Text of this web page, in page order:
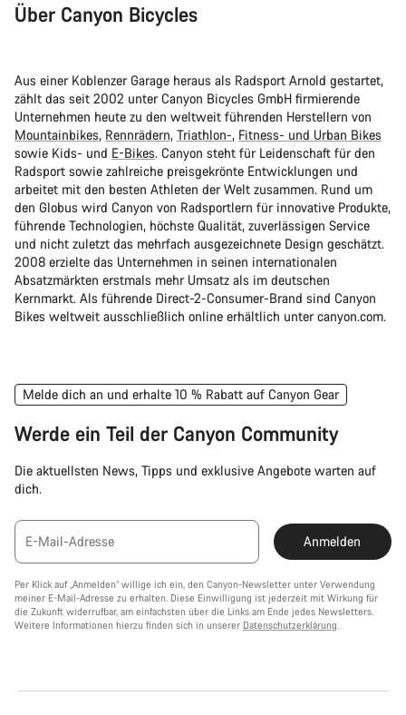
Über Canyon Bicycles
Aus einer Koblenzer Garage heraus als Radsport Arnold gestartet,
zählt das seit 2002 unter Canyon Bicycles GmbH firmierende
Unternehmen heute zu den weltweit führenden Herstellern von
Mountainbikes, Rennrädern, Triathlon-, Fitness- und Urban Bikes
sowie Kids- und E-Bikes. Canyon steht für Leidenschaft für den
Radsport sowie zahlreiche preisgekrönte Entwicklungen und
arbeitet mit den besten Athleten der Welt zusammen. Rund um
den Globus wird Canyon von Radsportlern für innovative Produkte,
führende Technologien, höchste Qualität, zuverlässigen Service
und nicht zuletzt das mehrfach ausgezeichnete Design geschätzt.
2008 erzielte das Unternehmen in seinen internationalen
Absatzmärkten erstmals mehr Umsatz als im deutschen
Kernmarkt. Als führende Direct-2-Consumer-Brand sind Canyon
Bikes weltweit ausschließlich online erhältlich unter canyon.com.
Melde dich an und erhalte 10 % Rabatt auf Canyon Gear
Werde ein Teil der Canyon Community
Die aktuellsten News, Tipps und exklusive Angebote warten auf
dich.
E-Mail-Adresse Anmelden
Per Klick auf „Anmelden“ willige ich ein, den Canyon-Newsletter unter Verwendung
meiner E-Mail-Adresse zu erhalten. Diese Einwilligung ist jederzeit mit Wirkung für
die Zukunft widerrufbar, am einfachsten über die Links am Ende jedes Newsletters.
Weitere Informationen hierzu finden sich in unserer Datenschutzerklärung